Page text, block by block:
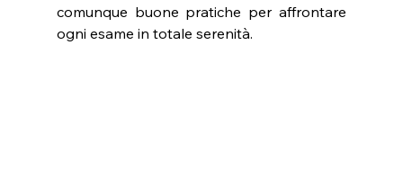
comunque buone pratiche per affrontare
ogni esame in totale serenità.